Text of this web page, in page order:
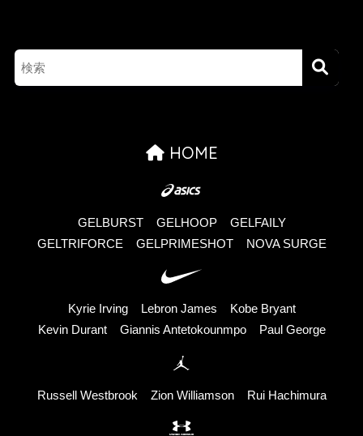
HOME
GELBURST GELHOOP
GELFAILY
GELTRIFORCE
GELPRIMESHOT NOVA SURGE
Kyrie Irving Lebron James
Kobe Bryant
Kevin Durant
Giannis Antetokounmpo Paul George
Russell Westbrook Zion Williamson Rui Hachimura